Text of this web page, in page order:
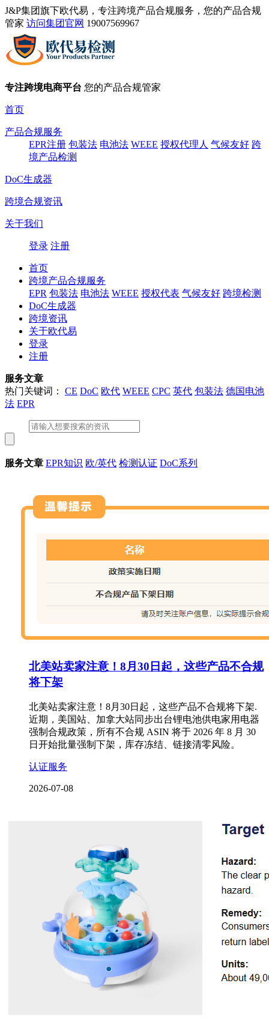
J&P集团旗下欧代易，专注跨境产品合规服务，您的产品合规
管家 访问集团官网 19007569967
专注跨境电商平台 您的产品合规管家
首页
产品合规服务
EPR注册 包装法 电池法 WEEE 授权代理人 气候友好 跨
境产品检测
DoC生成器
跨境合规资讯
关于我们
登录 注册
首页
跨境产品合规服务
EPR 包装法 电池法 WEEE 授权代表 气候友好 跨境检测
DoC生成器
跨境资讯
关于欧代易
登录
注册
服务文章
热门关键词： CE DoC 欧代 WEEE CPC 英代 包装法 德国电池
法 EPR
服务文章 EPR知识 欧/英代 检测认证 DoC系列
北美站卖家注意！8月30日起，这些产品不合规
将下架
北美站卖家注意！8月30日起，这些产品不合规将下架.
近期，美国站、加拿大站同步出台锂电池供电家用电器
强制合规政策，所有不合规 ASIN 将于 2026 年 8 月 30
日开始批量强制下架，库存冻结、链接清零风险。
认证服务
2026-07-08